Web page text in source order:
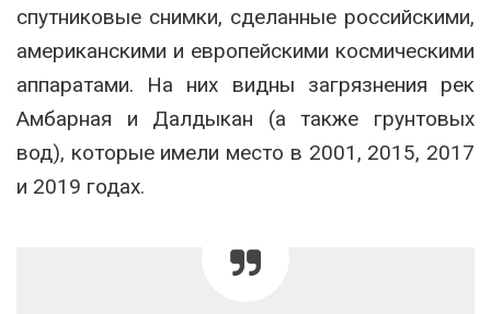
спутниковые снимки, сделанные российскими,
американскими и европейскими космическими
аппаратами. На них видны загрязнения рек
Амбарная и Далдыкан (а также грунтовых
вод), которые имели место в 2001, 2015, 2017
и 2019 годах.